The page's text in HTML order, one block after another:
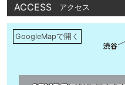
ACCESS アクセス
GoogleMapで開く